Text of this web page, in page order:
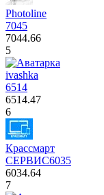
Photoline
7045
7044.66
5
ivashka
6514
6514.47
6
Крассмарт
СЕРВИС6035
6034.64
7